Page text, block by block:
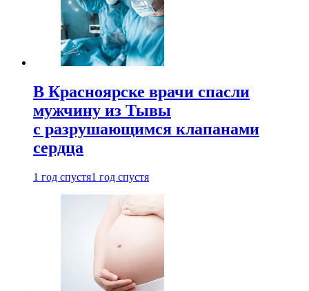
В Красноярске врачи спасли
мужчину из Тывы
с разрушающимся клапанами
сердца
1 год спустя1 год спустя